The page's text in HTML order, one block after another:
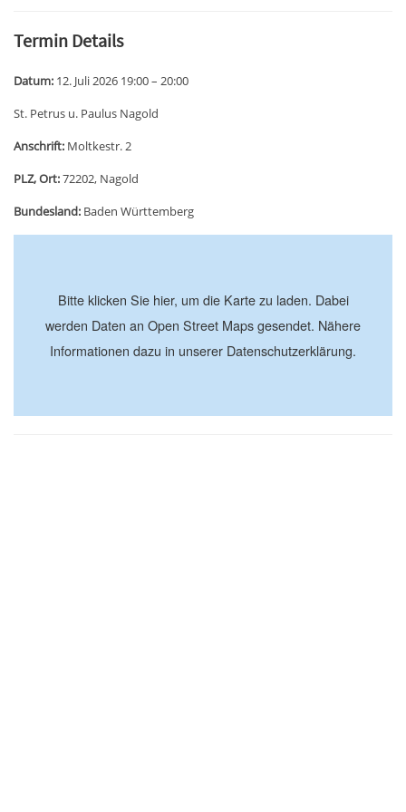
Termin Details
Datum: 12. Juli 2026 19:00– 20:00
St. Petrus u. Paulus Nagold
Anschrift: Moltkestr. 2
PLZ, Ort:72202, Nagold
Bundesland: Baden Württemberg